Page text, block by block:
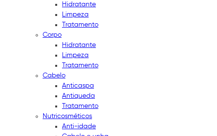
Hidratante
Limpeza
Tratamento
Corpo
Hidratante
Limpeza
Tratamento
Cabelo
Anticaspa
Antiqueda
Tratamento
Nutricosméticos
Anti-idade